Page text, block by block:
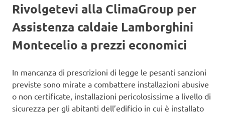
Rivolgetevi alla ClimaGroup per
Assistenza caldaie Lamborghini
Montecelio a prezzi economici
In mancanza di prescrizioni di legge le pesanti sanzioni
previste sono mirate a combattere installazioni abusive
o non certificate, installazioni pericolosissime a livello di
sicurezza per gli abitanti dell’edificio in cui è installato